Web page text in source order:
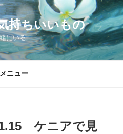
持ちいいもの
にいる
メニュー
ケニアで見